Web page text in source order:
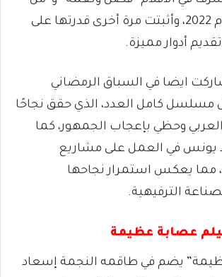
أجل زيكو” في عام 2022، وأثبتت مرة أخرى قدرتها على
أدوار مميزة.
ايضا في السباق الرمضاني
مسلسل كامل العدد، الذي حقق نجاحًا
العربي وحظي بإعجاب الجمهور، كما
في العمل على مشاريع
مما يعكس استمرار نجاحها
الترفيهية.
عصابة عظيمة
يضم في طاقمه النجمة إسعاد